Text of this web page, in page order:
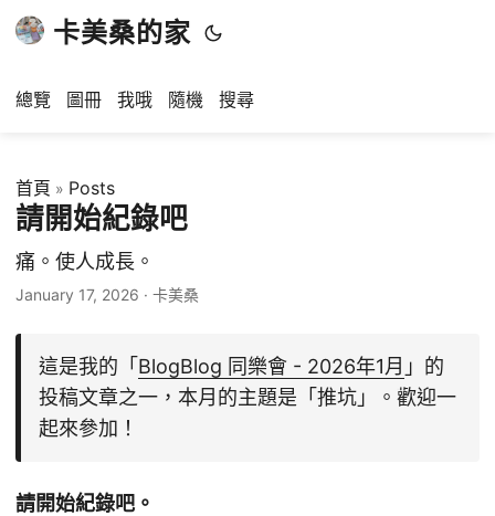
卡美桑的家
總覽 圖冊 我哦 隨機 搜尋
首頁 » Posts
請開始紀錄吧
痛。使人成長。
January 17, 2026 · 卡美桑
這是我的「 BlogBlog 同樂會 - 2026年1月 」的
投稿文章之一，本月的主題是「推坑」。歡迎一
起來參加！
請開始紀錄吧。